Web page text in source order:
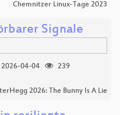
Chemnitzer Linux-Tage 2023
Signale
2026-04-04
239
2026: The Bunny Is A Lie